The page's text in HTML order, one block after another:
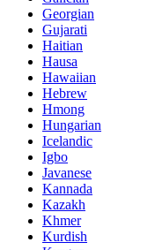
Georgian
Gujarati
Haitian
Hausa
Hawaiian
Hebrew
Hmong
Hungarian
Icelandic
Igbo
Javanese
Kannada
Kazakh
Khmer
Kurdish